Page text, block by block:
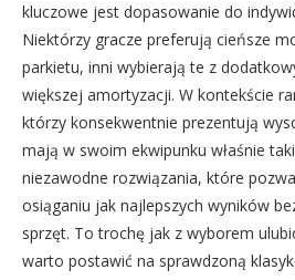
kluczowe jest dopasowanie do
Niektórzy gracze preferują cieńsze
parkietu, inni wybierają te z
większej amortyzacji. W kontekście
którzy konsekwentnie prezentują
mają w swoim ekwipunku właśnie
niezawodne rozwiązania, które
osiąganiu jak najlepszych wyników
sprzęt. To trochę jak z wyborem
warto postawić na sprawdzoną